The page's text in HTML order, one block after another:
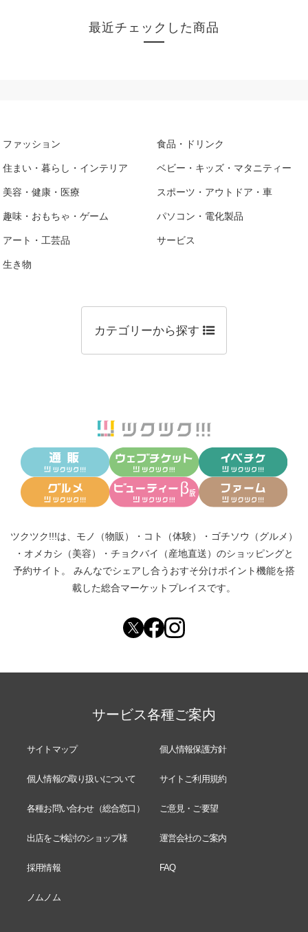
最近チェックした商品
ファッション 食品・ドリンク
住まい・暮らし・インテリア ベビー・キッズ・マタニティー
美容・健康・医療 スポーツ・アウトドア・車
趣味・おもちゃ・ゲーム パソコン・電化製品
アート・工芸品 サービス
生き物
カテゴリーから探す
ツクツク!!!は、 モノ（物販） ・ コト（体験） ・ ゴチソウ（グルメ）
・ オメカシ（美容） ・ チョクバイ（産地直送） のショッピングと
予約サイト。
みんなでシェアし合う おすそ分けポイント機能を搭
載した総合マーケットプレイスです。
サービス各種ご案内
サイトマップ 個人情報保護方針
個人情報の取り扱いについて サイトご利用規約
各種お問い合わせ（総合窓口） ご意見・ご要望
出店をご検討のショップ様 運営会社のご案内
採用情報 FAQ
ノムノム